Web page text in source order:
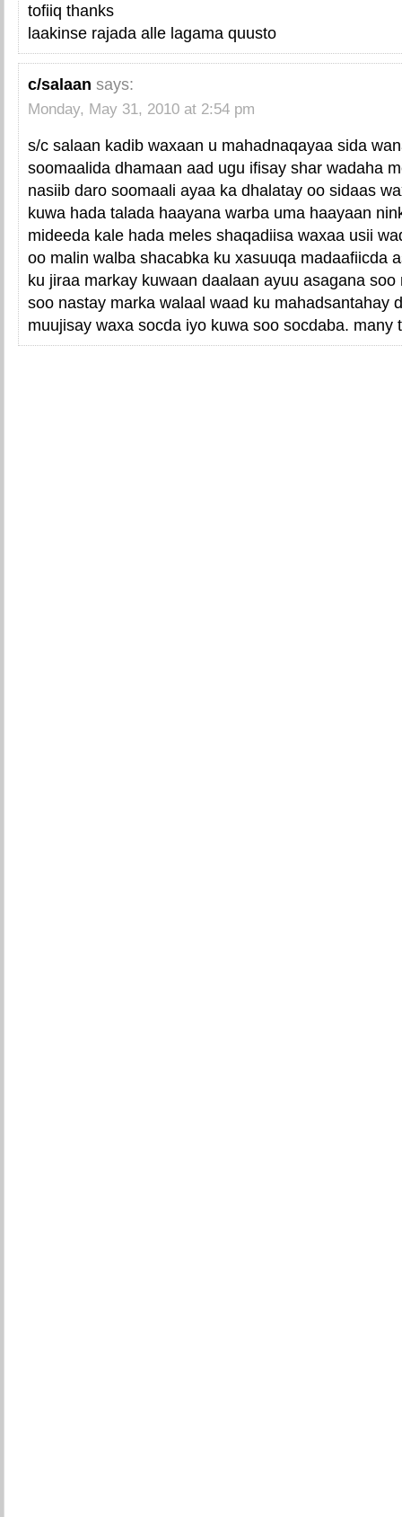
tofiiq thanks
laakinse rajada alle lagama quusto
c/salaan says:
Monday, May 31, 2010 at 2:54 pm
s/c salaan kadib waxaan u mahadnaqayaa sida
soomaalida dhamaan aad ugu ifisay shar wadaha
nasiib daro soomaali ayaa ka dhalatay oo sidaas
kuwa hada talada haayana warba uma haayaan
mideeda kale hada meles shaqadiisa waxaa usii
oo malin walba shacabka ku xasuuqa madaafiicda
ku jiraa markay kuwaan daalaan ayuu asagana
soo nastay marka walaal waad ku mahadsantahay
muujisay waxa socda iyo kuwa soo socdaba. many